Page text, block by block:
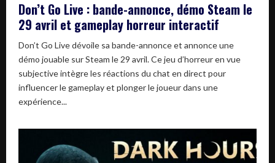
Don’t Go Live : bande-annonce, démo Steam le
29 avril et gameplay horreur interactif
Don’t Go Live dévoile sa bande-annonce et annonce une
démo jouable sur Steam le 29 avril. Ce jeu d’horreur en vue
subjective intègre les réactions du chat en direct pour
influencer le gameplay et plonger le joueur dans une
expérience...